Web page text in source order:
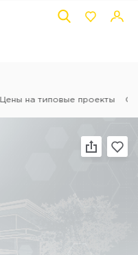
Цены на типовые проекты